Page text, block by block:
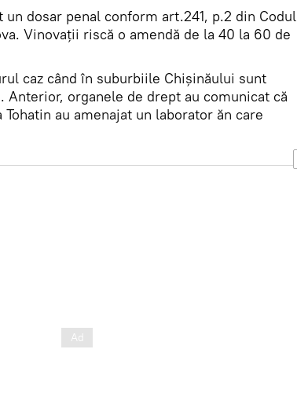
dosar penal conform art.241, p.2 din Codul
Vinovații riscă o amendă de la 40 la 60 de
caz când în suburbiile Chișinăului sunt
Anterior, organele de drept au comunicat că
Tohatin au amenajat un laborator ăn care